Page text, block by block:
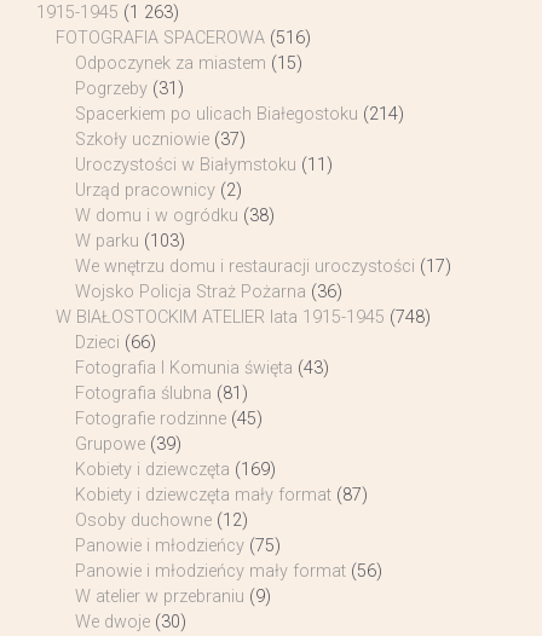
1915-1945 (1 263)
FOTOGRAFIA SPACEROWA (516)
Odpoczynek za miastem (15)
Pogrzeby (31)
Spacerkiem po ulicach Białegostoku (214)
Szkoły uczniowie (37)
Uroczystości w Białymstoku (11)
Urząd pracownicy (2)
W domu i w ogródku (38)
W parku (103)
We wnętrzu domu i restauracji uroczystości (17)
Wojsko Policja Straż Pożarna (36)
W BIAŁOSTOCKIM ATELIER lata 1915-1945 (748)
Dzieci (66)
Fotografia I Komunia święta (43)
Fotografia ślubna (81)
Fotografie rodzinne (45)
Grupowe (39)
Kobiety i dziewczęta (169)
Kobiety i dziewczęta mały format (87)
Osoby duchowne (12)
Panowie i młodzieńcy (75)
Panowie i młodzieńcy mały format (56)
W atelier w przebraniu (9)
We dwoje (30)